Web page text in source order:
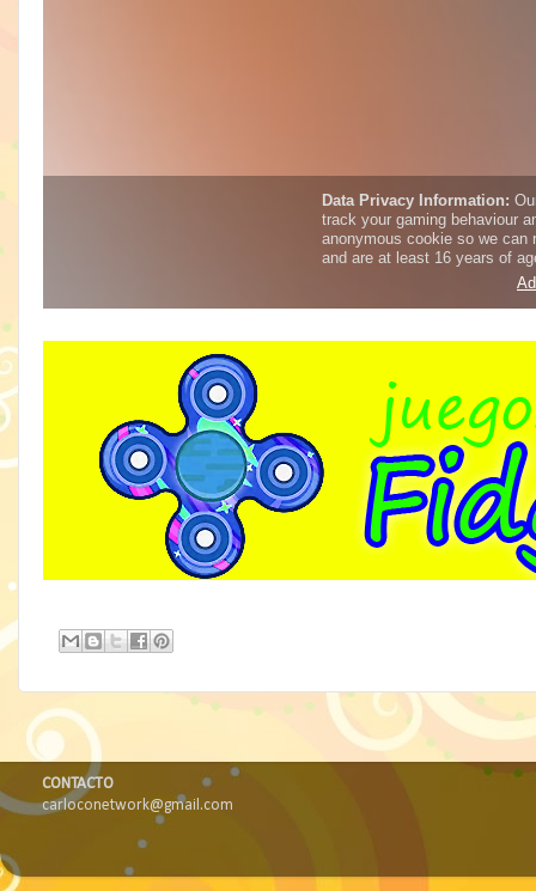
CONTACTO
carloconetwork@gmail.com